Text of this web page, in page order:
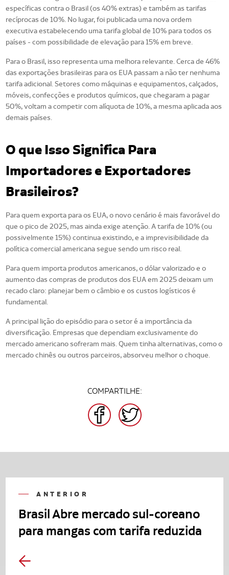
específicas contra o Brasil (os 40% extras) e também as tarifas
recíprocas de 10%. No lugar, foi publicada uma nova ordem
executiva estabelecendo uma tarifa global de 10% para todos os
países - com possibilidade de elevação para 15% em breve.
Para o Brasil, isso representa uma melhora relevante. Cerca de 46%
das exportações brasileiras para os EUA passam a não ter nenhuma
tarifa adicional. Setores como máquinas e equipamentos, calçados,
móveis, confecções e produtos químicos, que chegaram a pagar
50%, voltam a competir com alíquota de 10%, a mesma aplicada aos
demais países.
O que Isso Significa Para
Importadores e Exportadores
Brasileiros?
Para quem exporta para os EUA, o novo cenário é mais favorável do
que o pico de 2025, mas ainda exige atenção. A tarifa de 10% (ou
possivelmente 15%) continua existindo, e a imprevisibilidade da
política comercial americana segue sendo um risco real.
Para quem importa produtos americanos, o dólar valorizado e o
aumento das compras de produtos dos EUA em 2025 deixam um
recado claro: planejar bem o câmbio e os custos logísticos é
fundamental.
A principal lição do episódio para o setor é a importância da
diversificação. Empresas que dependiam exclusivamente do
mercado americano sofreram mais. Quem tinha alternativas, como o
mercado chinês ou outros parceiros, absorveu melhor o choque.
COMPARTILHE:
FACEBOOKTWITTER
ANTERIOR
Brasil Abre mercado sul-coreano
para mangas com tarifa reduzida